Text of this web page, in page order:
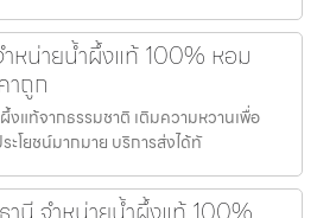
หน่ายน้ำผึ้งแท้ 100% หอม
าถูก
แท้จากธรรมชาติ เติมความหวานเพื่อ
โยชน์มากมาย บริการส่งได้ทั